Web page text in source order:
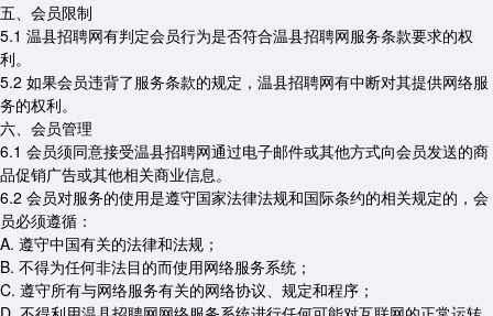
五、会员限制
5.1 温县招聘网有判定会员行为是否符合温县招聘网服务条款要求的权
利。
5.2 如果会员违背了服务条款的规定，温县招聘网有中断对其提供网络服
务的权利。
六、会员管理
6.1 会员须同意接受温县招聘网通过电子邮件或其他方式向会员发送的商
品促销广告或其他相关商业信息。
6.2 会员对服务的使用是遵守国家法律法规和国际条约的相关规定的，会
员必须遵循：
A. 遵守中国有关的法律和法规；
B. 不得为任何非法目的而使用网络服务系统；
C. 遵守所有与网络服务有关的网络协议、规定和程序；